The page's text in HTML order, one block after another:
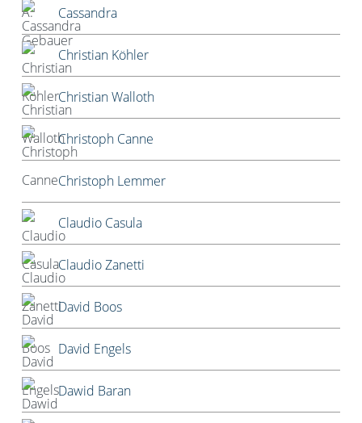
Cassandra
Christian Köhler
Christian Walloth
Christoph Canne
Christoph Lemmer
Claudio Casula
Claudio Zanetti
David Boos
David Engels
Dawid Baran